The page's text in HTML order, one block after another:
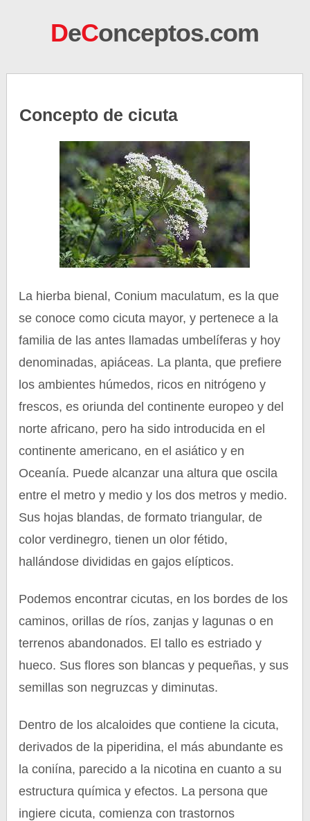
DeConceptos.com
Concepto de cicuta
La hierba bienal, Conium maculatum, es la que
se conoce como cicuta mayor, y pertenece a la
familia de las antes llamadas umbelíferas y hoy
denominadas, apiáceas. La planta, que prefiere
los ambientes húmedos, ricos en nitrógeno y
frescos, es oriunda del continente europeo y del
norte africano, pero ha sido introducida en el
continente americano, en el asiático y en
Oceanía. Puede alcanzar una altura que oscila
entre el metro y medio y los dos metros y medio.
Sus hojas blandas, de formato triangular, de
color verdinegro, tienen un olor fétido,
hallándose divididas en gajos elípticos.
Podemos encontrar cicutas, en los bordes de los
caminos, orillas de ríos, zanjas y lagunas o en
terrenos abandonados. El tallo es estriado y
hueco. Sus flores son blancas y pequeñas, y sus
semillas son negruzcas y diminutas.
Dentro de los alcaloides que contiene la cicuta,
derivados de la piperidina, el más abundante es
la coniína, parecido a la nicotina en cuanto a su
estructura química y efectos. La persona que
ingiere cicuta, comienza con trastornos